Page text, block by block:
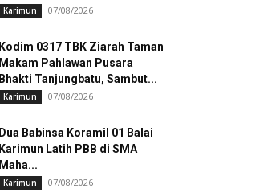
Karimun 07/08/2026
Kodim 0317 TBK Ziarah Taman
Makam Pahlawan Pusara
Bhakti Tanjungbatu, Sambut...
Karimun 07/08/2026
Dua Babinsa Koramil 01 Balai
Karimun Latih PBB di SMA
Maha...
Karimun 07/08/2026